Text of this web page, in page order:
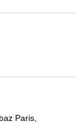
Paris,